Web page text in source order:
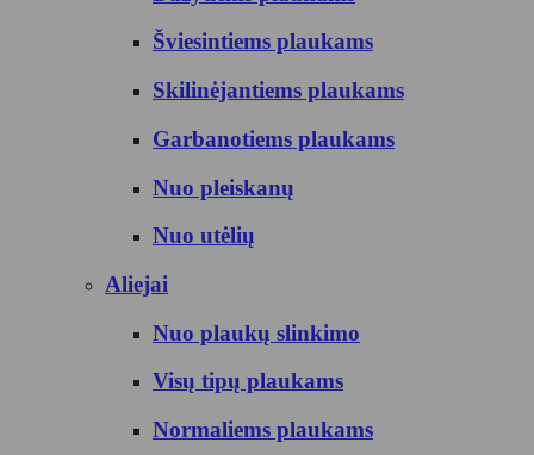
Šviesintiems plaukams
Skilinėjantiems plaukams
Garbanotiems plaukams
Nuo pleiskanų
Nuo utėlių
Aliejai
Nuo plaukų slinkimo
Visų tipų plaukams
Normaliems plaukams